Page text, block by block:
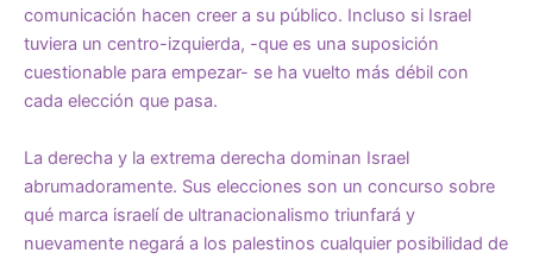
comunicación hacen creer a su público. Incluso si Israel
tuviera un centro-izquierda, -que es una suposición
cuestionable para empezar- se ha vuelto más débil con
cada elección que pasa.
La derecha y la extrema derecha dominan Israel
abrumadoramente. Sus elecciones son un concurso sobre
qué marca israelí de ultranacionalismo triunfará y
nuevamente negará a los palestinos cualquier posibilidad de